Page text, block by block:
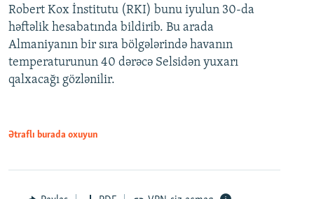
Robert Kox İnstitutu (RKI) bunu iyulun 30-da
həftəlik hesabatında bildirib. Bu arada
Almaniyanın bir sıra bölgələrində havanın
temperaturunun 40 dərəcə Selsidən yuxarı
qalxacağı gözlənilir.
Ətraflı burada oxuyun